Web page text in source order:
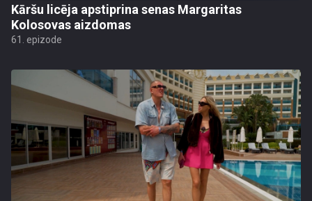
Kāršu licēja apstiprina senas Margaritas
Kolosovas aizdomas
61. epizode